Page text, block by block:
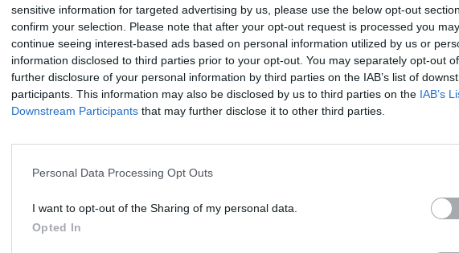
sensitive information for targeted advertising by us, please use the below opt-out
confirm your selection. Please note that after your opt-out request is processed you may
continue seeing interest-based ads based on personal information utilized by us or
information disclosed to third parties prior to your opt-out. You may separately opt-out
further disclosure of your personal information by third parties on the IAB’s list of
participants. This information may also be disclosed by us to third parties on the IAB’s
Downstream Participants that may further disclose it to other third parties.
Personal Data Processing Opt Outs
I want to opt-out of the Sharing of my personal data.
Opted In
Ednet pelė Oldschool&#039;...
prieš 17metus 7m.
Boss Chromatinis ...
prieš 17metus 7m.
prieš 17metus 7m. prieš 17metus 7m. prieš 17metus 7m.